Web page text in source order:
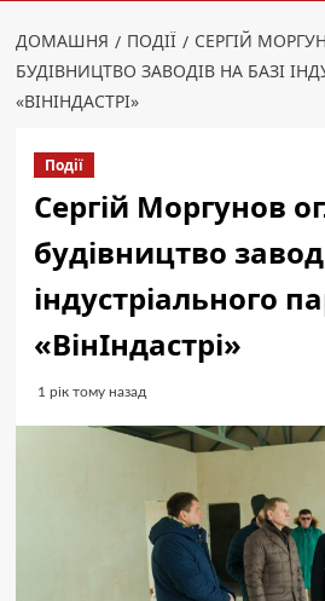
ДОМАШНЯ ПОДІЇ
СЕРГІЙ
БУДІВНИЦТВО ЗАВОДІВ НА БАЗІ
«ВІНІНДАСТРІ»
Події
Сергій Моргунов
будівництво
індустріального
«ВінІндастрі»
1 рік тому назад